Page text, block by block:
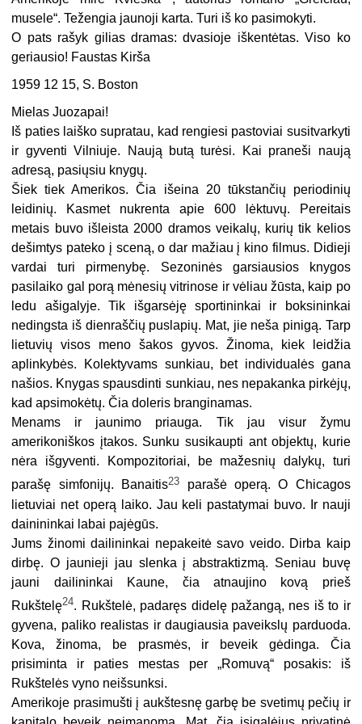
musele“. Težengia jaunoji karta. Turi iš ko pasimokyti.
O pats rašyk gilias dramas: dvasioje iškentėtas. Viso ko
geriausio! Faustas Kirša
1959 12 15, S. Boston
Mielas Juozapai!
Iš paties laiško supratau, kad rengiesi pastoviai susitvarkyti
ir gyventi Vilniuje. Naują butą turėsi. Kai praneši naują
adresą, pasiųsiu knygų.
Šiek tiek Amerikos. Čia išeina 20 tūkstančių periodinių
leidinių. Kasmet nukrenta apie 600 lėktuvų. Pereitais
metais buvo išleista 2000 dramos veikalų, kurių tik kelios
dešimtys pateko į sceną, o dar mažiau į kino filmus. Didieji
vardai turi pirmenybę. Sezoninės garsiausios knygos
pasilaiko gal porą mėnesių vitrinose ir vėliau žūsta, kaip po
ledu ašigalyje. Tik išgarsėję sportininkai ir boksininkai
nedingsta iš dienraščių puslapių. Mat, jie neša pinigą. Tarp
lietuvių visos meno šakos gyvos. Žinoma, kiek leidžia
aplinkybės. Kolektyvams sunkiau, bet individualės gana
našios. Knygas spausdinti sunkiau, nes nepakanka pirkėjų,
kad apsimokėtų. Čia doleris branginamas.
Menams ir jaunimo priauga. Tik jau visur žymu
amerikoniškos įtakos. Sunku susikaupti ant objektų, kurie
nėra išgyventi. Kompozitoriai, be mažesnių dalykų, turi
parašę simfonijų. Banaitis23 parašė operą. O Chicagos
lietuviai net operą laiko. Jau keli pastatymai buvo. Ir nauji
dainininkai labai pajėgūs.
Jums žinomi dailininkai nepakeitė savo veido. Dirba kaip
dirbę. O jaunieji jau slenka į abstraktizmą. Seniau buvę
jauni dailininkai Kaune, čia atnaujino kovą prieš
Rukštelę24. Rukštelė, padaręs didelę pažangą, nes iš to ir
gyvena, paliko realistas ir daugiausia paveikslų parduoda.
Kova, žinoma, be prasmės, ir beveik gėdinga. Čia
prisiminta ir paties mestas per „Romuvą“ posakis: iš
Rukštelės vyno neišsunksi.
Amerikoje prasimušti į aukštesnę garbę be svetimų pečių ir